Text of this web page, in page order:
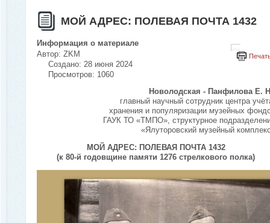
МОЙ АДРЕС: ПОЛЕВАЯ ПОЧТА 1432
Информация о материале
Автор: ZKM
Создано: 28 июня 2024
Просмотров: 1060
Новолодская - Панфилова Е.
главный научный сотрудник центра
хранения и популяризации музейных
ГАУК ТО «ТМПО», структурное
«Ялуторовский музейный
МОЙ АДРЕС: ПОЛЕВАЯ ПОЧТА 1432
(к 80-й годовщине памяти 1276 стрелкового полка)